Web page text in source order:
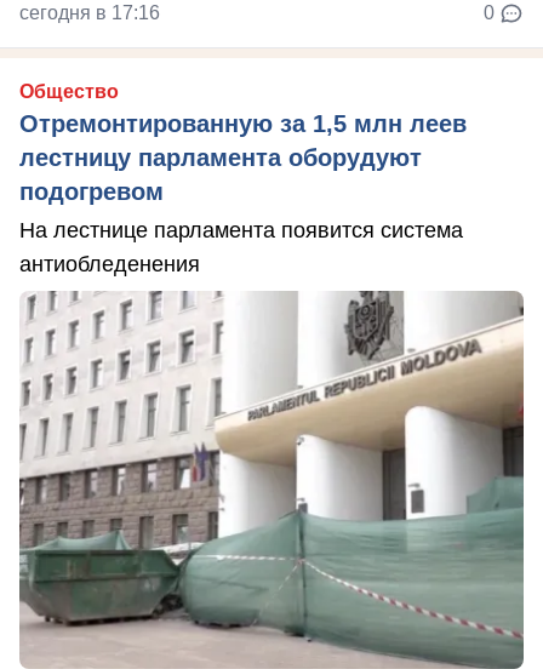
сегодня в 17:16 0
Общество
Отремонтированную за 1,5 млн леев
лестницу парламента оборудуют
подогревом
На лестнице парламента появится система
антиобледенения